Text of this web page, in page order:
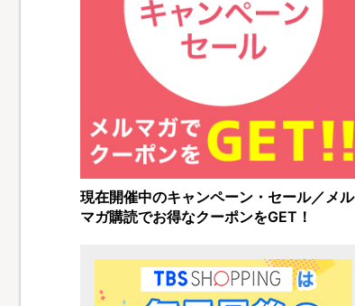
現在開催中のキャンペーン・セール／メル
マガ購読でお得なクーポンをGET！